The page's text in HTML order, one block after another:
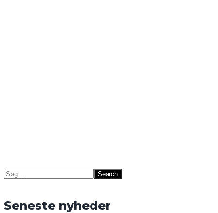
Search
for:
Seneste nyheder